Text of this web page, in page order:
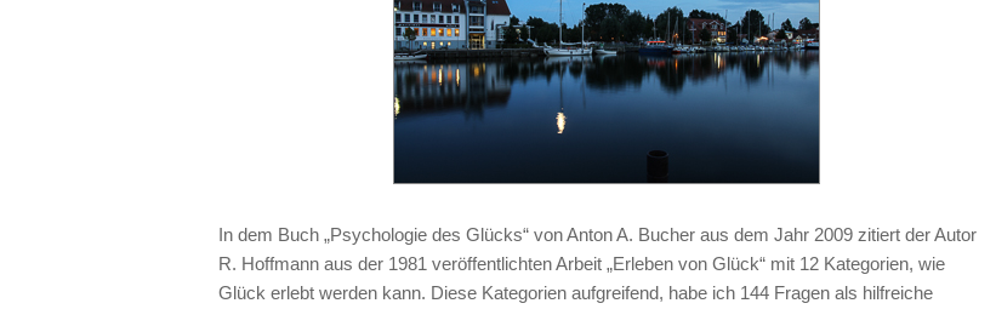
In dem Buch „Psychologie des Glücks“ von Anton A. Bucher aus dem Jahr 2009 zitiert der Autor
R. Hoffmann aus der 1981 veröffentlichten Arbeit „Erleben von Glück“ mit 12 Kategorien, wie
Glück erlebt werden kann. Diese Kategorien aufgreifend, habe ich 144 Fragen als hilfreiche